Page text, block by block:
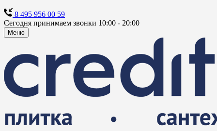
8 495 956 00 59
Сегодня принимаем звонки 10:00 - 20:00
Меню